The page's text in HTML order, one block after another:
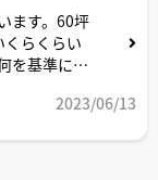
ます。60坪
らくらい
を基準にす
2023/06/13